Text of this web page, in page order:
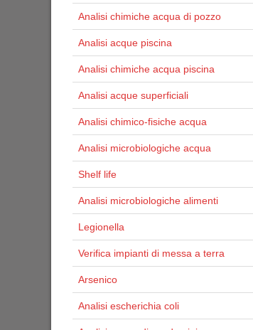
Analisi chimiche acqua di pozzo
Analisi acque piscina
Analisi chimiche acqua piscina
Analisi acque superficiali
Analisi chimico-fisiche acqua
Analisi microbiologiche acqua
Shelf life
Analisi microbiologiche alimenti
Legionella
Verifica impianti di messa a terra
Arsenico
Analisi escherichia coli